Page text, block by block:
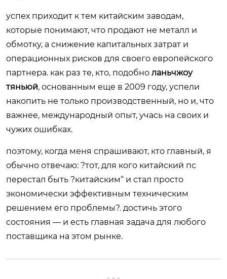
успех приходит к тем китайским заводам,
которые понимают, что продают не металл и
обмотку, а снижение капитальных затрат и
операционных рисков для своего европейского
партнера. как раз те, кто, подобно ланьчжоу
тяньюй, основанным еще в 2009 году, успели
накопить не только производственный, но и, что
важнее, международный опыт, учась на своих и
чужих ошибках.
поэтому, когда меня спрашивают, кто главный, я
обычно отвечаю: ?тот, для кого китайский пс
перестал быть ?китайским“ и стал просто
экономически эффективным техническим
решением его проблемы?. достичь этого
состояния — и есть главная задача для любого
поставщика на этом рынке.